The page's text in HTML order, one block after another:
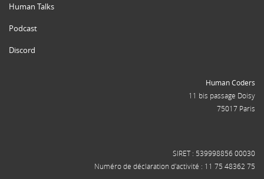
Human Talks
Podcast
Discord
Human Coders
11 bis passage Doisy
75017 Paris
SIRET : 539998856 00030
Numéro de déclaration d'activité : 11 75 48362 75